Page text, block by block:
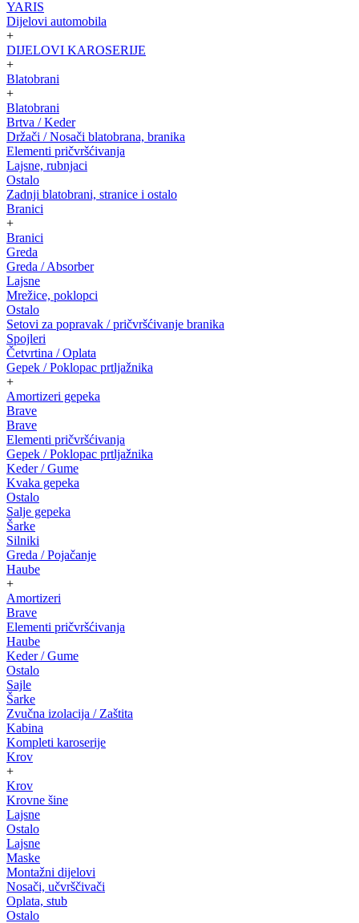
YARIS
Dijelovi automobila
+
DIJELOVI KAROSERIJE
+
Blatobrani
+
Blatobrani
Brtva / Keder
Držači / Nosači blatobrana, branika
Elementi pričvršćivanja
Lajsne, rubnjaci
Ostalo
Zadnji blatobrani, stranice i ostalo
Branici
+
Branici
Greda
Greda / Absorber
Lajsne
Mrežice, poklopci
Ostalo
Setovi za popravak / pričvršćivanje branika
Spojleri
Četvrtina / Oplata
Gepek / Poklopac prtljažnika
+
Amortizeri gepeka
Brave
Brave
Elementi pričvršćivanja
Gepek / Poklopac prtljažnika
Keder / Gume
Kvaka gepeka
Ostalo
Salje gepeka
Šarke
Silniki
Greda / Pojačanje
Haube
+
Amortizeri
Brave
Elementi pričvršćivanja
Haube
Keder / Gume
Ostalo
Sajle
Šarke
Zvučna izolacija / Zaštita
Kabina
Kompleti karoserije
Krov
+
Krov
Krovne šine
Lajsne
Ostalo
Lajsne
Maske
Montažni dijelovi
Nosači, učvrščivači
Oplata, stub
Ostalo